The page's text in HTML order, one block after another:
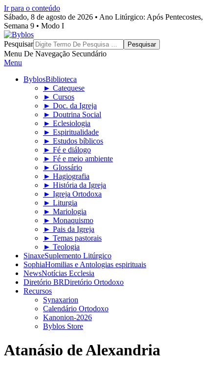
Ir para o conteúdo
Sábado, 8 de agosto de 2026 • Ano Litúrgico: Após Pentecostes,
Semana 9 • Modo I
Byblos
Pesquisar
Menu De Navegação Secundário
Menu
ByblosBiblioteca
► Catequese
► Cursos
► Doc. da Igreja
► Doutrina Social
► Eclesiologia
► Espiritualidade
► Estudos bíblicos
► Fé e diálogo
► Fé e meio ambiente
► Glossário
► Hagiografia
► História da Igreja
► Igreja Ortodoxa
► Liturgia
► Mariologia
► Monaquismo
► Pais da Igreja
► Temas pastorais
► Teologia
SinaxeSuplemento Litúrgico
SophiaHomilias e Antologias espirituais
NewsNotícias Ecclesia
Diretório BRDiretório Ortodoxo
Recursos
Synaxarion
Calendário Ortodoxo
Kanonion-2026
Byblos Store
Atanásio de Alexandria